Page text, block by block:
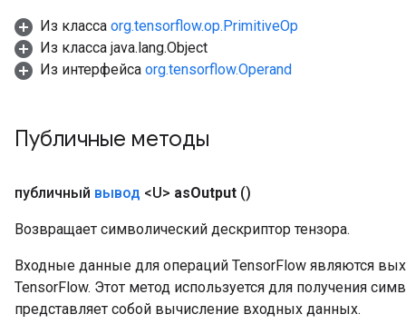
Из класса org.tensorflow.op.PrimitiveOp
Из класса java.lang.Object
Из интерфейса org.tensorflow.Operand
Публичные методы
публичный вывод <U> asOutput ()
Возвращает символический дескриптор тензора.
Входные данные для операций TensorFlow являются
TensorFlow. Этот метод используется для получения
представляет собой вычисление входных данных.